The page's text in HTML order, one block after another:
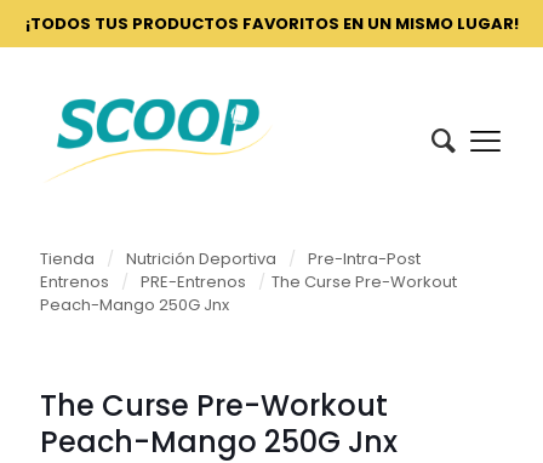
¡TODOS TUS PRODUCTOS FAVORITOS EN UN MISMO LUGAR!
Tienda / Nutrición Deportiva / Pre-Intra-Post
Entrenos
/ PRE-Entrenos / The Curse Pre-Workout
Peach-Mango 250G Jnx
The Curse Pre-Workout
Peach-Mango 250G Jnx